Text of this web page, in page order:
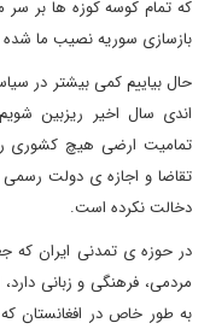
که تمام کوسه کوزه ها بر
بازسازی سوریه نصیب ما
حال بیاییم کمی بیشتر در
اندی سال اخیر ریزبین
تمامیت ارضی هیچ کشوری
تقاضا و اجازه ی دولت
دخالت نکرده است.
در حوزه ی تمدنی ایران که
مردمی، فرهنگی و زبانی
به طور خاص در افغانستان